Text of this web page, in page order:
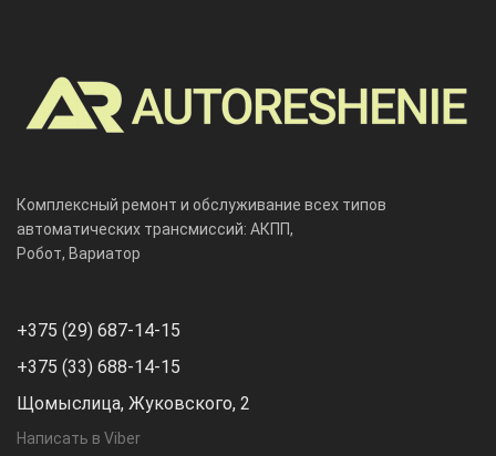
Комплексный ремонт и обслуживание всех типов
автоматических трансмиссий: АКПП,
Робот, Вариатор
+375 (29) 687-14-15
+375 (33) 688-14-15
Щомыслица, Жуковского, 2
Написать в Viber